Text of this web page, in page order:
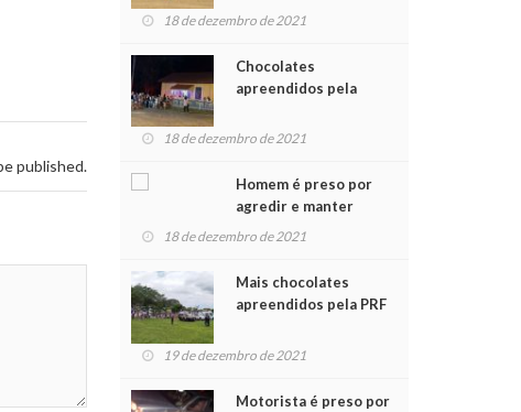
published.
18 de dezembro de 2021
Chocolates
apreendidos pela
para crianças na
18 de dezembro de 2021
Homem é preso por
agredir e manter
mulher em cárcere
18 de dezembro de 2021
Mais chocolates
apreendidos pela PRF
crianças no Natal
19 de dezembro de 2021
Motorista é preso por